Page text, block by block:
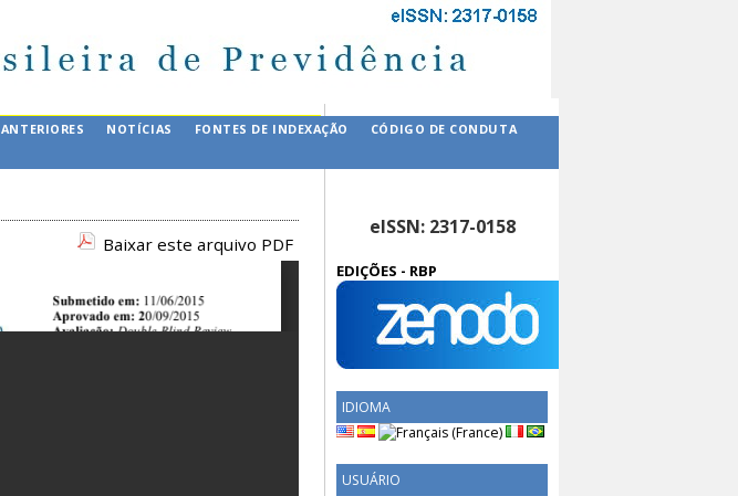
eISSN: 2317-0158
EDIÇÕES - RBP
IDIOMA
USUÁRIO
ANTERIORES NOTÍCIAS FONTES DE INDEXAÇÃO
CÓDIGO DE CONDUTA
Baixar este arquivo PDF